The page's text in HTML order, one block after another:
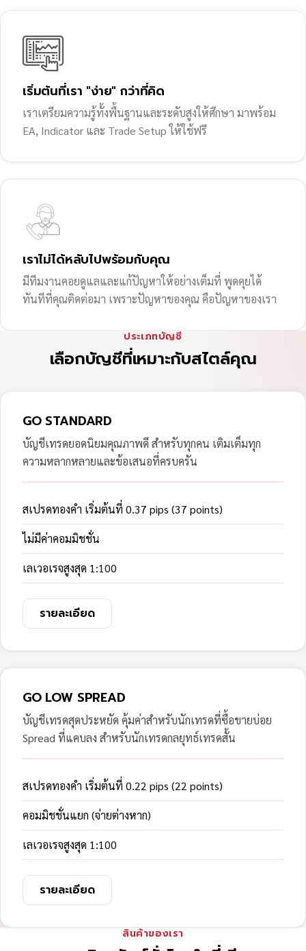
เริ่มต้นที่เรา "ง่าย" กว่าที่คิด
เราเตรียมความรู้ทั้งพื้นฐานและระดับสูงให้ศึกษา มาพร้อม
EA, Indicator และ Trade Setup ให้ใช้ฟรี
เราไม่ได้หลับไปพร้อมกับคุณ
มีทีมงานคอยดูแลและแก้ปัญหาให้อย่างเต็มที่ พูดคุยได้
ทันทีที่คุณติดต่อมา เพราะปัญหาของคุณ คือปัญหาของเรา
ประเภทบัญชี
เลือกบัญชีที่เหมาะกับสไตล์คุณ
GO STANDARD
บัญชีเทรดยอดนิยมคุณภาพดี สำหรับทุกคน เติมเต็มทุก
ความหลากหลายและข้อเสนอที่ครบครัน
สเปรดทองคำ เริ่มต้นที่ 0.37 pips (37 points)
ไม่มีค่าคอมมิชชั่น
เลเวอเรจสูงสุด 1:100
รายละเอียด
GO LOW SPREAD
บัญชีเทรดสุดประหยัด คุ้มค่าสำหรับนักเทรดที่ซื้อขายบ่อย
Spread ที่แคบลง สำหรับนักเทรดกลยุทธ์เทรดสั้น
สเปรดทองคำ เริ่มต้นที่ 0.22 pips (22 points)
คอมมิชชั่นแยก (จ่ายต่างหาก)
เลเวอเรจสูงสุด 1:100
รายละเอียด
สินค้าของเรา